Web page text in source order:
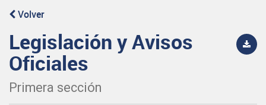
Volver
Legislación y Avisos
Oficiales
Primera sección